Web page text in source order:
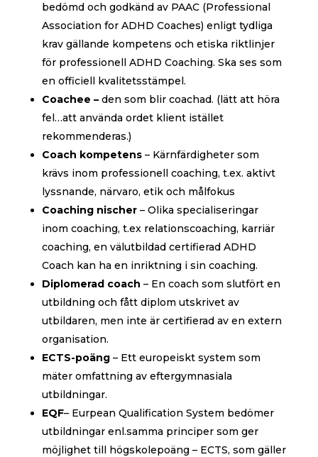
bedömd och godkänd av PAAC (Professional
Association for ADHD Coaches) enligt tydliga
krav gällande kompetens och etiska riktlinjer
för professionell ADHD Coaching. Ska ses som
en officiell kvalitetsstämpel.
Coachee – den som blir coachad. (lätt att höra
fel…att använda ordet klient istället
rekommenderas.)
Coach kompetens– Kärnfärdigheter som
krävs inom professionell coaching, t.ex. aktivt
lyssnande, närvaro, etik och målfokus
Coaching nischer– Olika specialiseringar
inom coaching, t.ex relationscoaching, karriär
coaching, en välutbildad certifierad ADHD
Coach kan ha en inriktning i sin coaching.
Diplomerad coach – En coach som slutfört en
utbildning och fått diplom utskrivet av
utbildaren, men inte är certifierad av en extern
organisation.
ECTS-poäng– Ett europeiskt system som
mäter omfattning av eftergymnasiala
utbildningar.
EQF– Eurpean Qualification System bedömer
utbildningar enl.samma principer som ger
möjlighet till högskolepoäng – ECTS, som gäller